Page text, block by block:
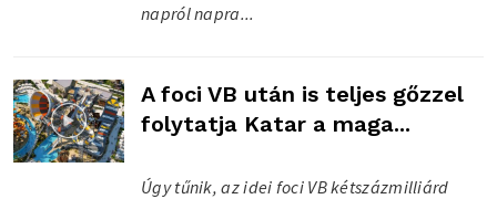
napról napra...
A foci VB után is teljes gőzzel
folytatja Katar a maga...
Úgy tűnik, az idei foci VB kétszázmilliárd